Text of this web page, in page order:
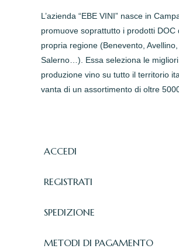
L’azienda “EBE VINI” nasce in
promuove soprattutto i prodotti DOC
propria regione (Benevento, Avellino,
Salerno…). Essa seleziona le
produzione vino su tutto il territorio
vanta di un assortimento di oltre
ACCEDI
REGISTRATI
SPEDIZIONE
METODI DI PAGAMENTO